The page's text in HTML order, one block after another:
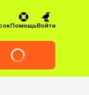
ПомощьВойти